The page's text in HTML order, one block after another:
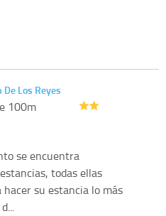
De Los Reyes
100m
se encuentra
todas ellas
su estancia lo más